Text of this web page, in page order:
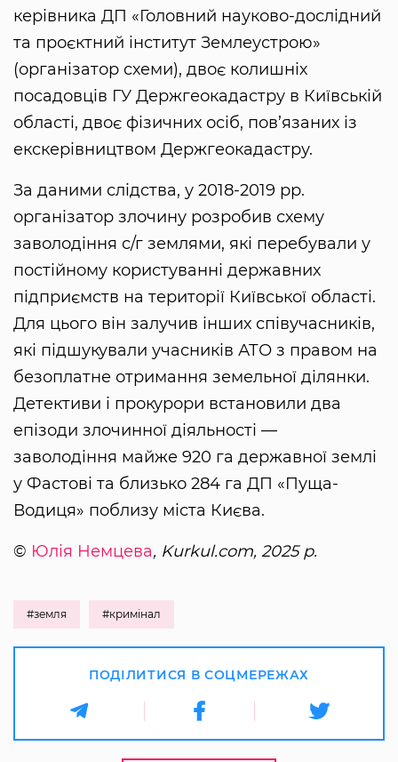
керівника ДП «Головний науково-дослідний
та проєктний інститут Землеустрою»
(організатор схеми), двоє колишніх
посадовців ГУ Держгеокадастру в Київській
області, двоє фізичних осіб, пов’язаних із
екскерівництвом Держгеокадастру.
За даними слідства, у 2018-2019 рр.
організатор злочину розробив схему
заволодіння с/г землями, які перебували у
постійному користуванні державних
підприємств на території Київської області.
Для цього він залучив інших співучасників,
які підшукували учасників АТО з правом на
безоплатне отримання земельної ділянки.
Детективи і прокурори встановили два
епізоди злочинної діяльності —
заволодіння майже 920 га державної землі
у Фастові та близько 284 га ДП «Пуща-
Водиця» поблизу міста Києва.
© Юлія Немцева, Kurkul.com, 2025 р.
#земля #кримінал
ПОДІЛИТИСЯ В СОЦМЕРЕЖАХ